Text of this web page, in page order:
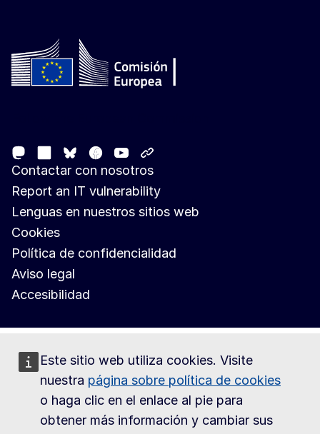
Este sitio web utiliza cookies. Visite
nuestra página sobre política de cookies
o haga clic en el enlace al pie para
obtener más información y cambiar sus
MastodonLinkedIn
Bluesky
Facebook
Youtube
Contactar con nosotros
Report an IT vulnerability
Lenguas en nuestros sitios web
Cookies
Política de confidencialidad
Aviso legal
Accesibilidad